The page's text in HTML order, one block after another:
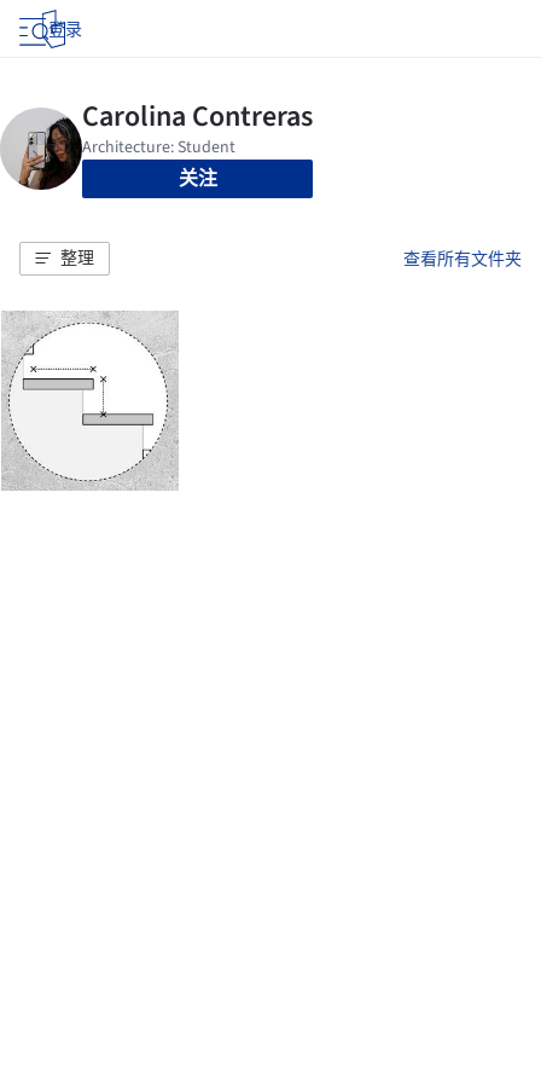
登录
关注
整理 查看所有文件夹